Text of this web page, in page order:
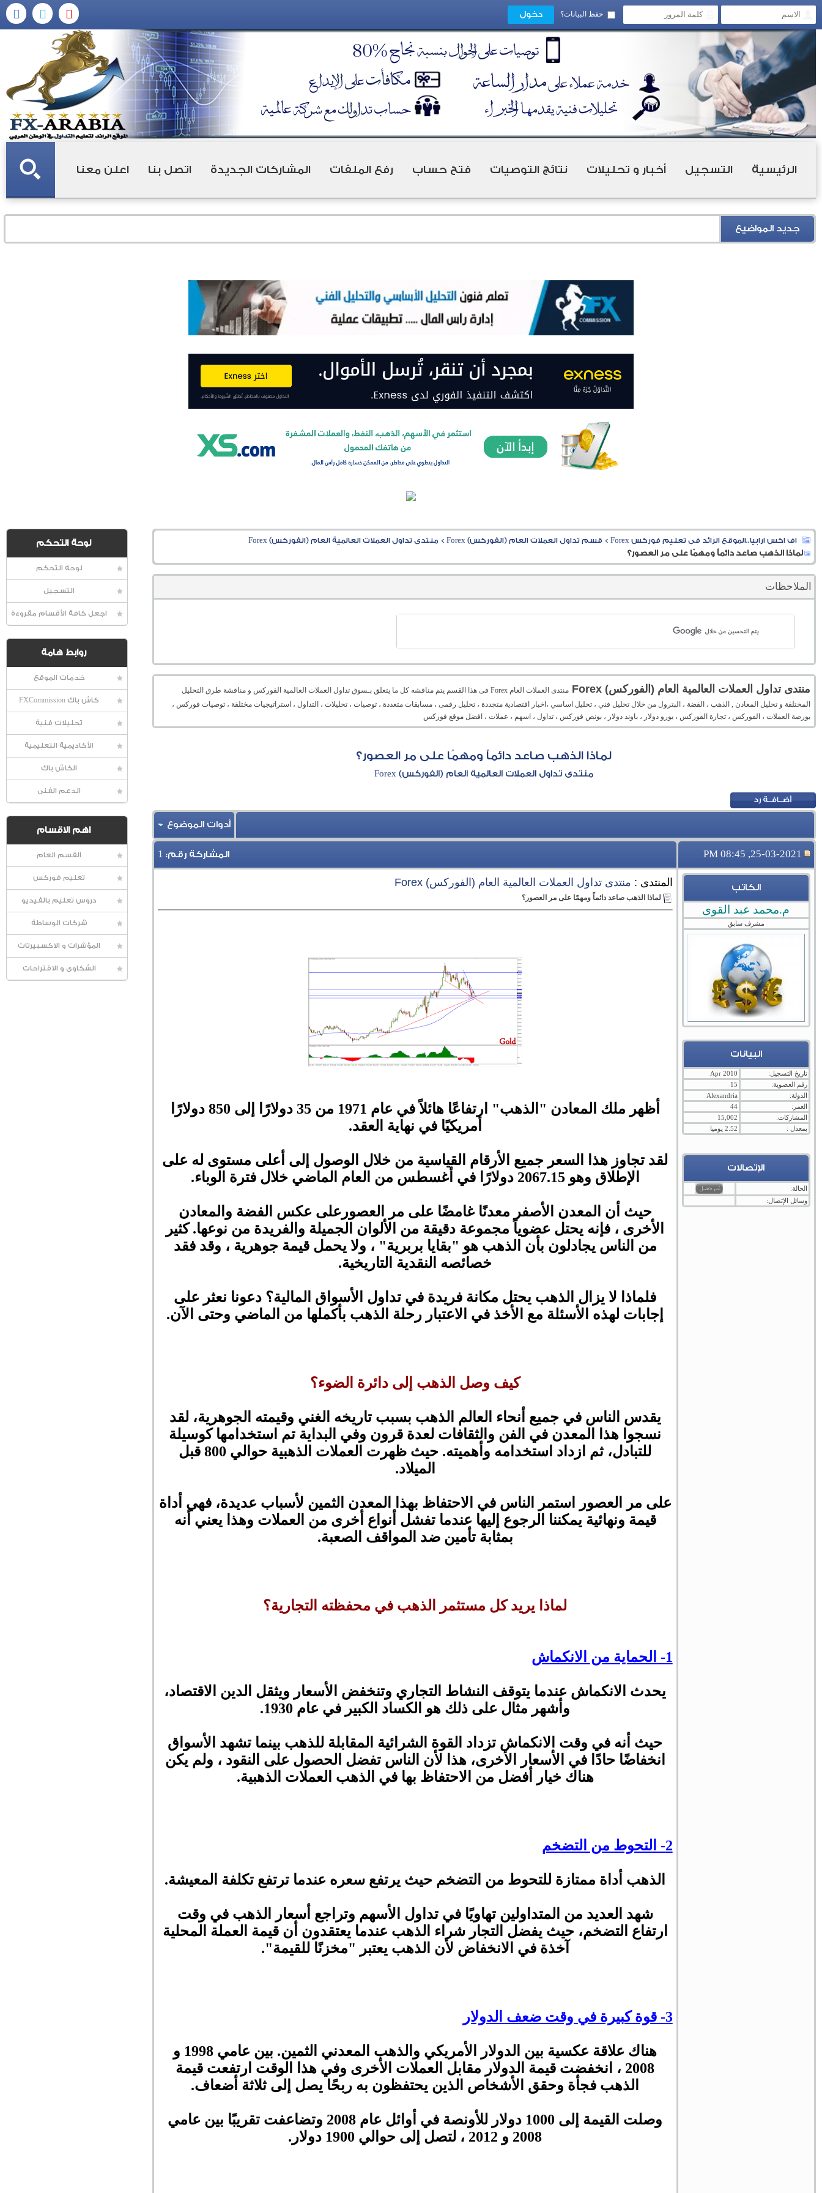
حفظ البيانات؟
الرئيسية التسجيل أخبار و تحليلات نتائج التوصيات فتح حساب رفع الملفات المشاركات الجديدة اتصل بنا اعلن معنا
جديد المواضيع
لوحة التحكم
لوحة التحكم
التسجيل
اجعل كافة الأقسام مقروءة
روابط هامة
خدمات الموقع
كاش باك FXCommission
تحليلات فنية
الأكاديمية التعليمية
الكاش باك
الدعم الفنى
اهم الاقسام
القسم العام
تعليم فوركس
دروس تعليم بالفيديو
شركات الوساطة
المؤشرات و الاكسبيرتات
الشكاوى و الاقتراحات
اف اكس ارابيا..الموقع الرائد فى تعليم فوركس Forex > قسم تداول العملات العام (الفوركس) Forex > منتدى تداول العملات العالمية العام (الفوركس) Forex
لماذا الذهب صاعد دائماً ومهمًا على مر العصور؟
الملاحظات
منتدى تداول العملات العالمية العام (الفوركس) Forex
منتدى العملات العام Forex فى هذا القسم يتم مناقشه كل ما يتعلق بـسوق تداول العملات العالمية الفوركس و مناقشة طرق التحليل
المختلفة و تحليل المعادن , الذهب ، الفضة ، البترول من خلال تحليل فني ، تحليل اساسي ،اخبار اقتصادية متجددة ، تحليل رقمى ، مسابقات متعددة ، توصيات ، تحليلات ، التداول ، استراتيجيات مختلفة ، توصيات فوركس ،
بورصة العملات ، الفوركس ، تجارة الفوركس ، يورو دولار ، باوند دولار ، بونص فوركس ، تداول ، اسهم ، عملات ، افضل موقع فوركس
لماذا الذهب صاعد دائماً ومهمًا على مر العصور؟
منتدى تداول العملات العالمية العام (الفوركس) Forex
أدوات الموضوع
25-03-2021, 08:45 PM المشاركة رقم: 1
الكاتب
م.محمد عبد القوى
مشرف سابق
البيانات
تاريخ التسجيل:
Apr 2010
رقم العضوية:
15
الدولة:
Alexandria
العمر:
44
المشاركات:
15,002
بمعدل :
2.52 يوميا
الإتصالات
الحالة:
وسائل الإتصال:
المنتدى : منتدى تداول العملات العالمية العام (الفوركس) Forex
لماذا الذهب صاعد دائماً ومهمًا على مر العصور؟
أظهر ملك المعادن "الذهب" ارتفاعًا هائلاً في عام 1971 من 35 دولارًا إلى 850 دولارًا
أمريكيًا في نهاية العقد.
لقد تجاوز هذا السعر جميع الأرقام القياسية من خلال الوصول إلى أعلى مستوى له على
الإطلاق وهو 2067.15 دولارًا في أغسطس من العام الماضي خلال فترة الوباء.
حيث أن المعدن الأصفر معدنًا غامضًا على مر العصورعلى عكس الفضة والمعادن
الأخرى ، فإنه يحتل عضوياً مجموعة دقيقة من الألوان الجميلة والفريدة من نوعها. كثير
من الناس يجادلون بأن الذهب هو "بقايا بربرية" ، ولا يحمل قيمة جوهرية ، وقد فقد
خصائصه النقدية التاريخية.
فلماذا لا يزال الذهب يحتل مكانة فريدة في تداول الأسواق المالية؟ دعونا نعثر على
إجابات لهذه الأسئلة مع الأخذ في الاعتبار رحلة الذهب بأكملها من الماضي وحتى الآن.
كيف وصل الذهب إلى دائرة الضوء؟
يقدس الناس في جميع أنحاء العالم الذهب بسبب تاريخه الغني وقيمته الجوهرية، لقد
نسجوا هذا المعدن في الفن والثقافات لعدة قرون وفي البداية تم استخدامها كوسيلة
للتبادل، ثم ازداد استخدامه وأهميته. حيث ظهرت العملات الذهبية حوالي 800 قبل
الميلاد.
على مر العصور استمر الناس في الاحتفاظ بهذا المعدن الثمين لأسباب عديدة، فهي أداة
قيمة ونهائية يمكننا الرجوع إليها عندما تفشل أنواع أخرى من العملات وهذا يعني أنه
بمثابة تأمين ضد المواقف الصعبة.
لماذا يريد كل مستثمر الذهب في محفظته التجارية؟
1- الحماية من الانكماش
يحدث الانكماش عندما يتوقف النشاط التجاري وتنخفض الأسعار ويثقل الدين الاقتصاد،
وأشهر مثال على ذلك هو الكساد الكبير في عام 1930.
حيث أنه في وقت الانكماش تزداد القوة الشرائية المقابلة للذهب بينما تشهد الأسواق
انخفاضًا حادًا في الأسعار الأخرى، هذا لأن الناس تفضل الحصول على النقود ، ولم يكن
هناك خيار أفضل من الاحتفاظ بها في الذهب العملات الذهبية.
2- التحوط من التضخم
الذهب أداة ممتازة للتحوط من التضخم حيث يرتفع سعره عندما ترتفع تكلفة المعيشة.
شهد العديد من المتداولين تهاويًا في تداول الأسهم وتراجع أسعار الذهب في وقت
ارتفاع التضخم، حيث يفضل التجار شراء الذهب عندما يعتقدون أن قيمة العملة المحلية
آخذة في الانخفاض لأن الذهب يعتبر "مخزنًا للقيمة".
3- قوة كبيرة في وقت ضعف الدولار
هناك علاقة عكسية بين الدولار الأمريكي والذهب المعدني الثمين. بين عامي 1998 و
2008 ، انخفضت قيمة الدولار مقابل العملات الأخرى وفي هذا الوقت ارتفعت قيمة
الذهب فجأة وحقق الأشخاص الذين يحتفظون به ربحًا يصل إلى ثلاثة أضعاف.
وصلت القيمة إلى 1000 دولار للأونصة في أوائل عام 2008 وتضاعفت تقريبًا بين عامي
2008 و 2012 ، لتصل إلى حوالي 1900 دولار.